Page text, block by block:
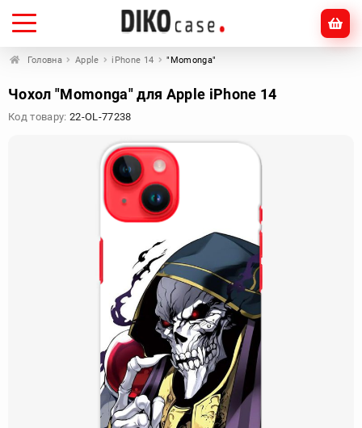
Головна Apple iPhone 14 "Momonga"
Чохол "Momonga" для Apple iPhone 14
Код товару: 22-OL-77238